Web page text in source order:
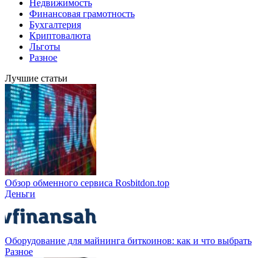
Недвижимость
Финансовая грамотность
Бухгалтерия
Криптовалюта
Льготы
Разное
Лучшие статьи
Обзор обменного сервиса Rosbitdon.top
Деньги
Оборудование для майнинга биткоинов: как и что выбрать
Разное